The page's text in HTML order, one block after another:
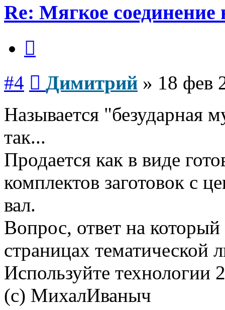
Re: Мягкое соединение
#4 Димитрий » 18 фев
Называется "безударная
так...
Продается как в виде
комплектов заготовок с
вал.
Вопрос, ответ на
страницах тематической
Используйте технологии
(с) МихалИваныч